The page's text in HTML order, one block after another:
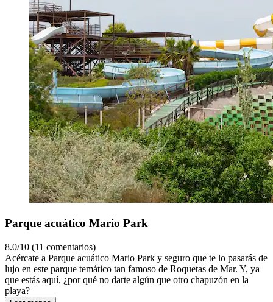
Parque acuático Mario Park
8.0/10 (11 comentarios)
Acércate a Parque acuático Mario Park y seguro que te lo pasarás de
lujo en este parque temático tan famoso de Roquetas de Mar. Y, ya
que estás aquí, ¿por qué no darte algún que otro chapuzón en la
playa?